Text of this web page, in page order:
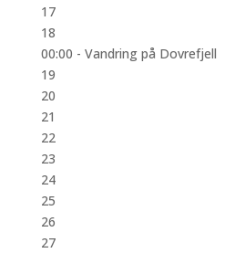
17
18
00:00 - Vandring på Dovrefjell
19
20
21
22
23
24
25
26
27